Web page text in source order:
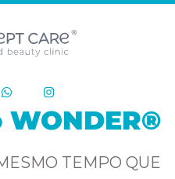
TEMPO QUE